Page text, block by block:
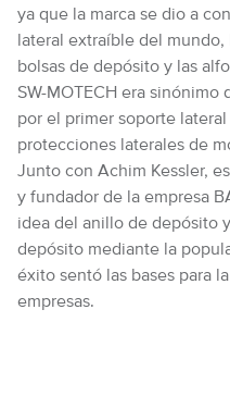
ya que la marca se dio a
lateral extraíble del mundo,
bolsas de depósito y las
SW-MOTECH era
por el primer soporte
protecciones laterales de
Junto con Achim Kessler,
y fundador de la empresa
idea del anillo de depósito
depósito mediante la
éxito sentó las bases para
empresas.